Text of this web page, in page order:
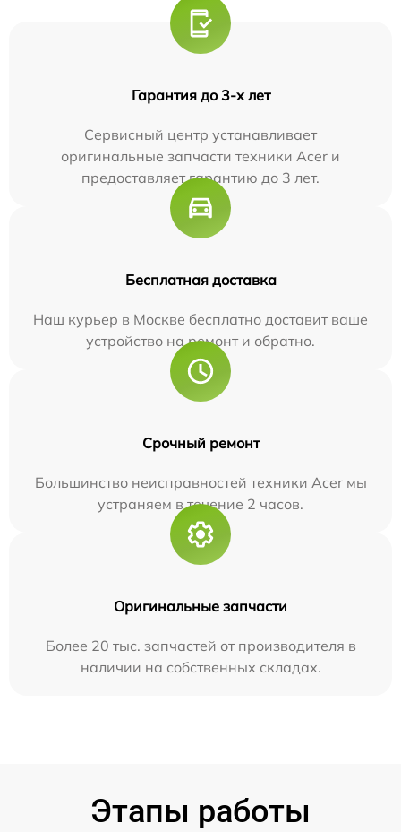
Гарантия до 3-х лет
Сервисный центр устанавливает
оригинальные запчасти техники Acer и
предоставляет гарантию до 3 лет.
Бесплатная доставка
Наш курьер в Москве бесплатно доставит ваше
устройство на ремонт и обратно.
Срочный ремонт
Большинство неисправностей техники Acer мы
устраняем в течение 2 часов.
Оригинальные запчасти
Более 20 тыс. запчастей от производителя в
наличии на собственных складах.
Этапы работы